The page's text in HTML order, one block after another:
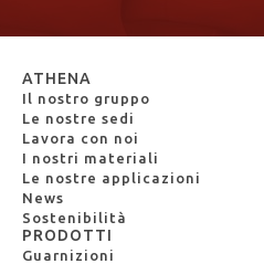
ATHENA
Il nostro gruppo
Le nostre sedi
Lavora con noi
I nostri materiali
Le nostre applicazioni
News
Sostenibilità
PRODOTTI
Guarnizioni